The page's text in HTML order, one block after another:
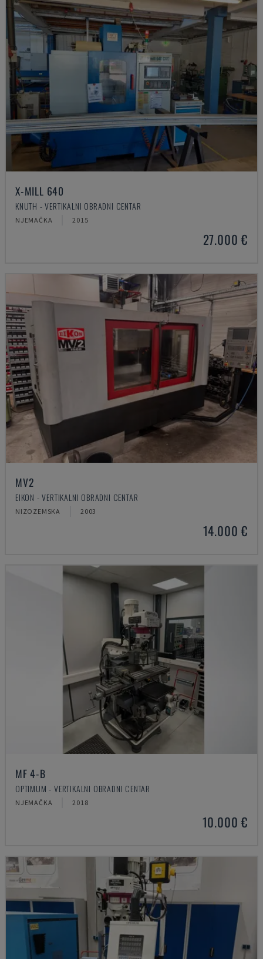
X-MILL 640
KNUTH - VERTIKALNI OBRADNI CENTAR
NJEMAČKA 2015
27.000 €
MV2
EIKON - VERTIKALNI OBRADNI CENTAR
NIZOZEMSKA 2003
14.000 €
MF 4-B
OPTIMUM - VERTIKALNI OBRADNI CENTAR
NJEMAČKA 2018
10.000 €